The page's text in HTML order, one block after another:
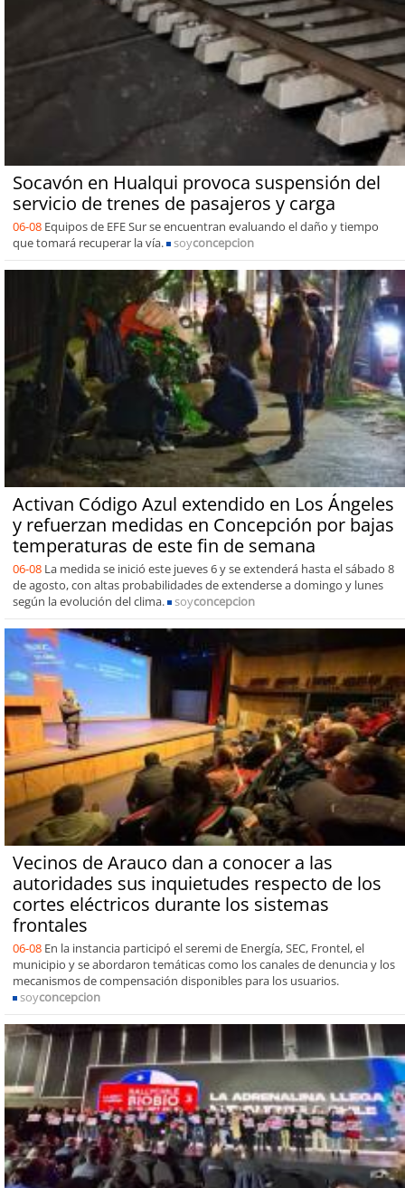
Socavón en Hualqui provoca suspensión del
servicio de trenes de pasajeros y carga
06-08 Equipos de EFE Sur se encuentran evaluando el daño y tiempo
que tomará recuperar la vía.
soyconcepcion
Activan Código Azul extendido en Los Ángeles
y refuerzan medidas en Concepción por bajas
temperaturas de este fin de semana
06-08 La medida se inició este jueves 6 y se extenderá hasta el sábado 8
de agosto, con altas probabilidades de extenderse a domingo y lunes
según la evolución del clima.
soyconcepcion
Vecinos de Arauco dan a conocer a las
autoridades sus inquietudes respecto de los
cortes eléctricos durante los sistemas
frontales
06-08 En la instancia participó el seremi de Energía, SEC, Frontel, el
municipio y se abordaron temáticas como los canales de denuncia y los
mecanismos de compensación disponibles para los usuarios.
soyconcepcion